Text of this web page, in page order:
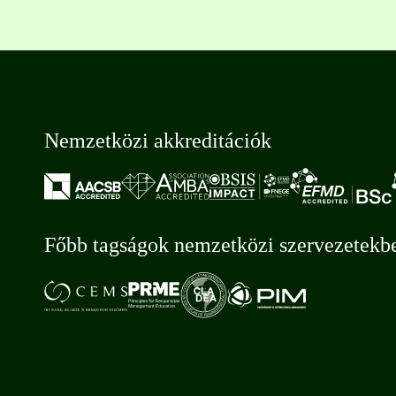
Nemzetközi akkreditációk
Főbb tagságok nemzetközi